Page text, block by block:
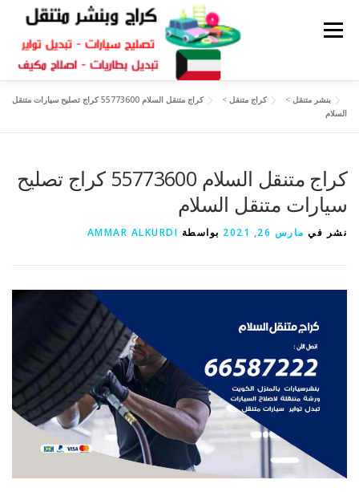
القائمة
بنشر متنقل سكراب قطع غيار
بنشر متنقل > كراج متنقل >
كراج متنقل السلام 55773600 كراج تصليح سيارات متنقل
السلام
كراج متنقل السلام 55773600 كراج تصليح
سيارات متنقل السلام
نشر في مارس 26, 2021 بواسطة AMMAR ALKURDI